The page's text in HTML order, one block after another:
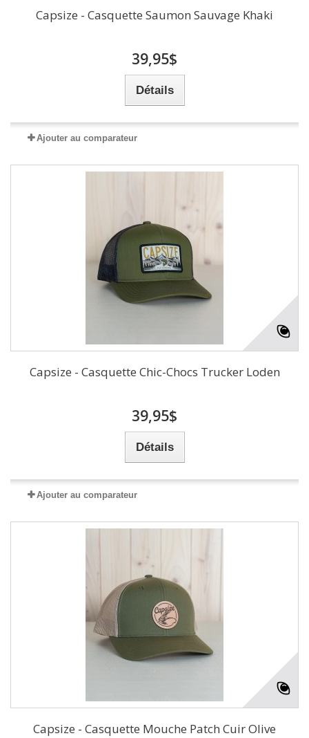
Capsize - Casquette Saumon Sauvage Khaki
39,95$
Détails
Ajouter au comparateur
Capsize - Casquette Chic-Chocs Trucker Loden
39,95$
Détails
Ajouter au comparateur
Capsize - Casquette Mouche Patch Cuir Olive